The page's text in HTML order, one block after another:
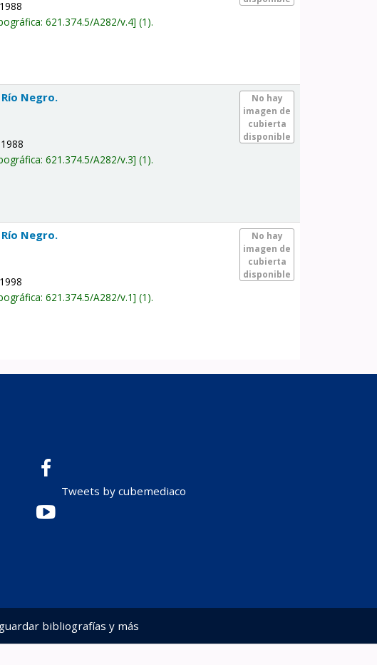
621.374.5/A282/v.4 (1).
No hay
imagen de
cubierta
disponible
Río Negro.
621.374.5/A282/v.3 (1).
No hay
imagen de
cubierta
disponible
Río Negro.
621.374.5/A282/v.1 (1).
Tweets by cubemediaco
bibliografías y más